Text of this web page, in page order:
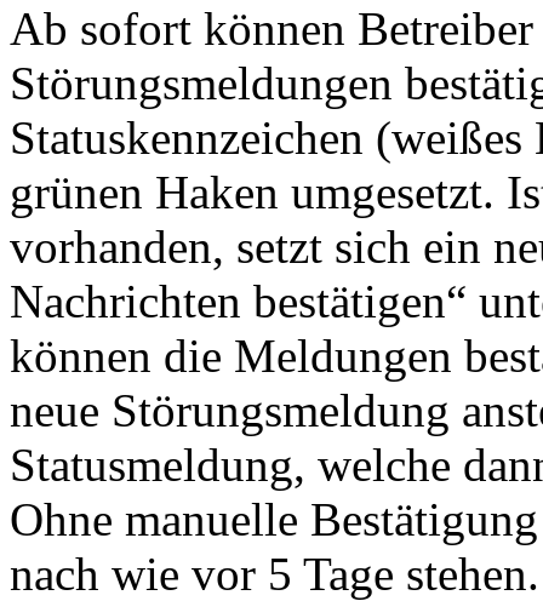
Ab sofort können
Störungsmeldungen
Statuskennzeichen
grünen Haken umgesetzt.
vorhanden, setzt sich ein
Nachrichten bestätigen“
können die Meldungen
neue Störungsmeldung
Statusmeldung, welche
Ohne manuelle
nach wie vor 5 Tage